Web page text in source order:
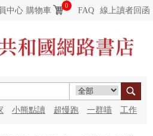
中心 購物車
0
FAQ 線上讀者回函
小熊點讀 超慢跑 一群喵 工作